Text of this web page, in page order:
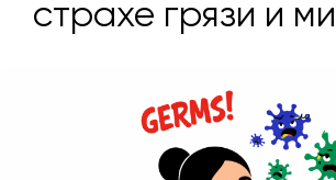
страхе грязи и